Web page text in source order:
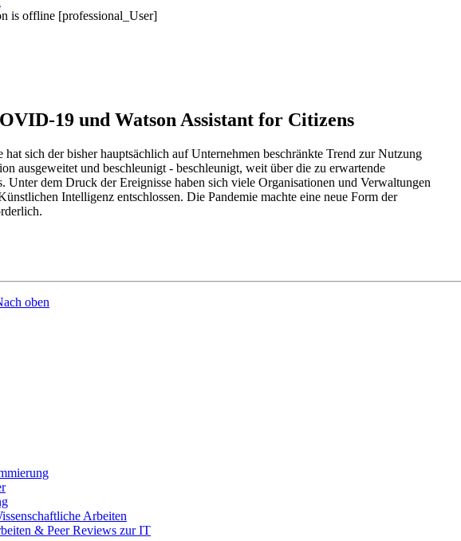
[professional_User]
19 und Watson Assistant for Citizens
hat sich der bisher hauptsächlich auf Unternehmen beschränkte Trend zur Nutzung
ausgeweitet und beschleunigt - beschleunigt, weit über die zu erwartende
dem Druck der Ereignisse haben sich viele Organisationen und Verwaltungen
Intelligenz entschlossen. Die Pandemie machte eine neue Form der
oben
Arbeiten
& Peer Reviews zur IT